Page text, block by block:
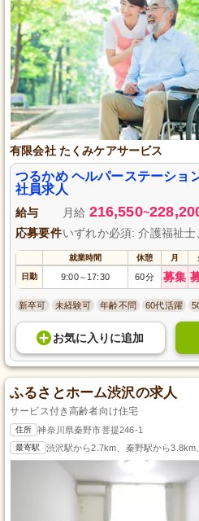
有限会社 たくみケアサービス
つるかめ ヘルパーステーショ
社員求人
給与 月給 216,550~
応募要件いずれか必須: 介護福祉
就業時間 休憩 月
日勤 9:00～ 17:30 60分 募集
新卒可 未経験可 年齢不問 60代活躍
お気に入り に追加
ふるさとホーム渋沢の求人
サービス付き高齢者向け住宅
住所 神奈川県秦野市菩提246-1
最寄駅 渋沢駅から2.7km、秦野駅から